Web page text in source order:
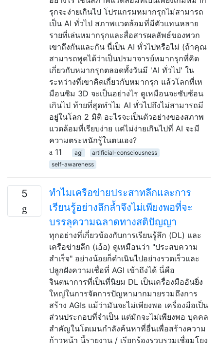
รุกจะง่ายเกินไป โปรแกรมหมากรุกไม่สามารถ
เป็น AI ทั่วไป สภาพแวดล้อมที่มีตัวแทนหลาย
รายที่เล่นหมากรุกและสื่อสารผลลัพธ์ของพวก
เขาถึงกันและกัน นี่เป็น AI ทั่วไปหรือไม่ (ถ้าคุณ
สามารถพูดได้ว่าเป็นปรมาจารย์หมากรุกที่คิด
เกี่ยวกับหมากรุกตลอดทั้งวันมี 'AI ทั่วไป' ใน
ระหว่างที่เขาคิดเกี่ยวกับหมากรุก แล้วโลกที่เห
มือนซิม 3D จะเป็นอย่างไร ดูเหมือนจะซับซ้อน
เกินไป ท้ายที่สุดทำไม AI ทั่วไปถึงไม่สามารถมี
อยู่ในโลก 2 มิติ อะไรจะเป็นตัวอย่างของสภาพ
แวดล้อมที่เรียบง่าย แต่ไม่ง่ายเกินไปที่ AI จะมี
ความตระหนักรู้ในตนเอง?
11
agi
artificial-consciousness
self-awareness
5
ทำไมเครือข่ายประสาทลึกและการ
เรียนรู้อย่างลึกล้ำจึงไม่เพียงพอที่จะ
บรรลุความฉลาดทางสติปัญญา
ทุกอย่างที่เกี่ยวข้องกับการเรียนรู้ลึก (DL) และ
เครือข่ายลึก (เอ้อ) ดูเหมือนว่า "ประสบความ
สำเร็จ" อย่างน้อยก็ดำเนินไปอย่างรวดเร็วและ
ปลูกฝังความเชื่อที่ AGI เข้าถึงได้ นี่คือ
จินตนาการที่เป็นที่นิยม DL เป็นเครื่องมืออันยิ่ง
ใหญ่ในการจัดการปัญหามากมายรวมถึงการ
สร้าง AGIs แม้ว่ามันจะไม่เพียงพอ เครื่องมือเป็น
ส่วนประกอบที่จำเป็น แต่มักจะไม่เพียงพอ บุคคล
สำคัญในโดเมนกำลังค้นหาที่อื่นเพื่อสร้างความ
ก้าวหน้า นี้รายงาน / เรียกร้องรวบรวมเชื่อมโยง